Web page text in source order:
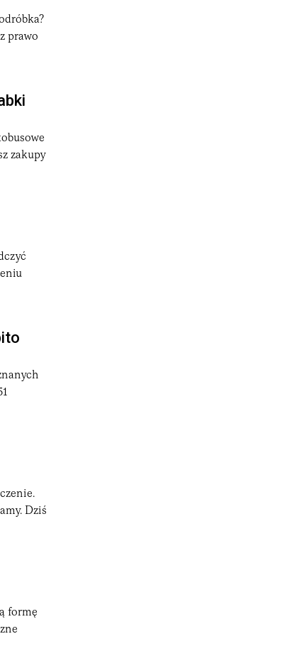
stron oraz o regulacjach dotyczących sztucznej
odpowiedzialności rodziców za zakupy
sporów o zasięg krajowych przepisów wobec
prawo
zakupy
Dziś
formę